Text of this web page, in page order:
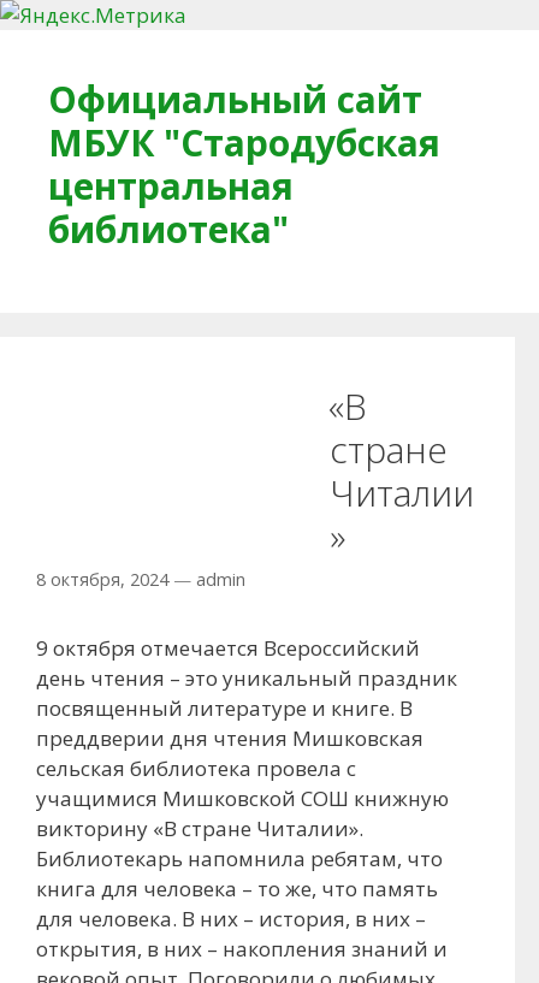
Официальный сайт
МБУК "Стародубская
центральная
библиотека"
«В
стране
Читалии
»
8 октября, 2024 — admin
9 октября отмечается Всероссийский
день чтения – это уникальный праздник
посвященный литературе и книге. В
преддверии дня чтения Мишковская
сельская библиотека провела с
учащимися Мишковской СОШ книжную
викторину «В стране Читалии».
Библиотекарь напомнила ребятам, что
книга для человека – то же, что память
для человека. В них – история, в них –
открытия, в них – накопления знаний и